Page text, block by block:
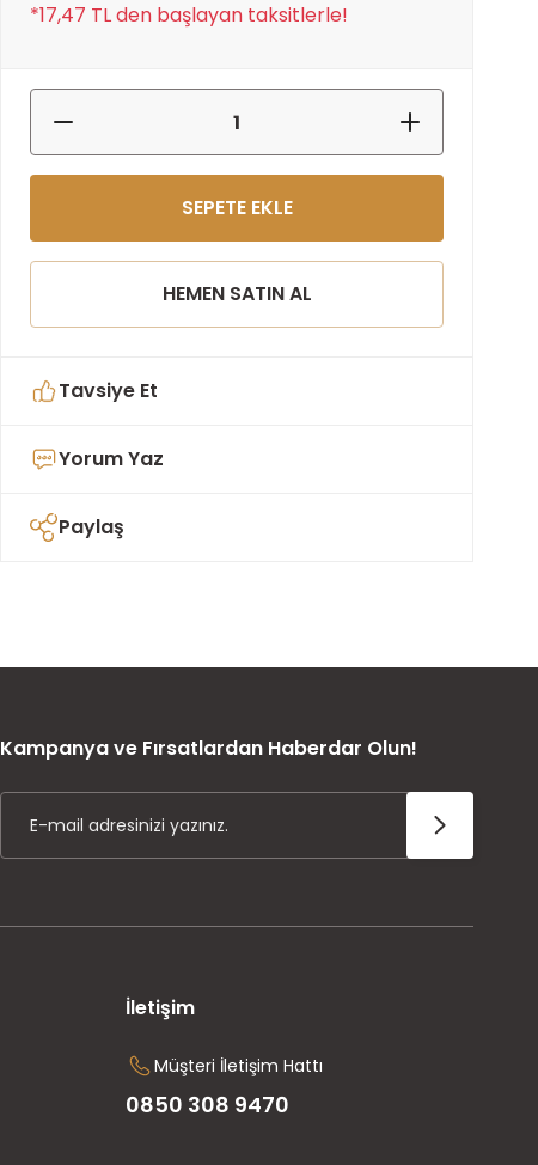
*17,47 TL den başlayan taksitlerle!
SEPETE EKLE
HEMEN SATIN AL
Tavsiye Et
Yorum Yaz
Paylaş
Kampanya ve Fırsatlardan Haberdar Olun!
İletişim
Müşteri İletişim Hattı
0850 308 9470